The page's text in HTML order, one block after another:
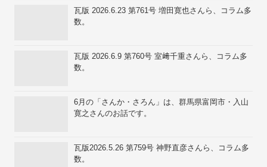
瓦版 2026.6.23 第761号 増田寛也さんら、コラム多
数。
瓦版 2026.6.9 第760号 室﨑千重さんら、コラム多
数。
6月の「さんか・さろん」は、群馬県富岡市・入山
寛之さんのお話です。
瓦版2026.5.26 第759号 神野直彦さんら、コラム多
数。